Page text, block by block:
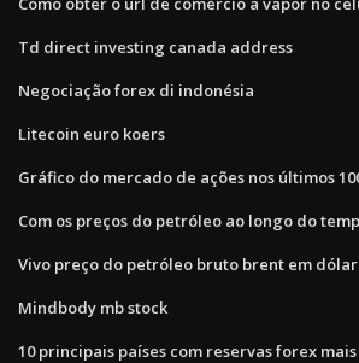
Td direct investing canada address
Negociação forex di indonésia
Litecoin euro koers
Gráfico do mercado de ações nos últimos
Com os preços do petróleo ao longo do
Vivo preço do petróleo bruto brent em
Mindbody mb stock
10 principais países com reservas forex